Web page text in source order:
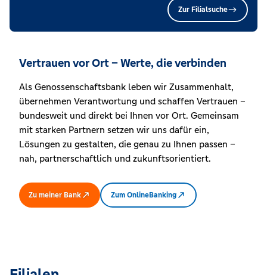
Zur Filialsuche
Vertrauen vor Ort – Werte, die verbinden
Als Genossenschaftsbank leben wir Zusammenhalt,
übernehmen Verantwortung und schaffen Vertrauen –
bundesweit und direkt bei Ihnen vor Ort. Gemeinsam
mit starken Partnern setzen wir uns dafür ein,
Lösungen zu gestalten, die genau zu Ihnen passen –
nah, partnerschaftlich und zukunftsorientiert.
Zu meiner Bank Zum OnlineBanking